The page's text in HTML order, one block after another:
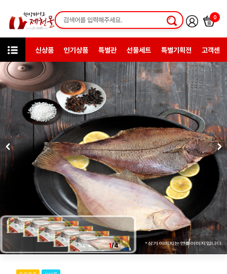
0
신상품 인기상품 특별관 선물세트 특별기획전 고객센터
인기상품
1/4